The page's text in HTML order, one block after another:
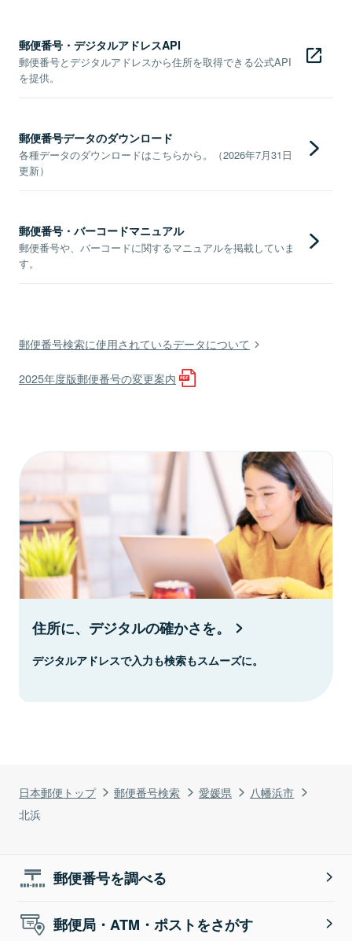
日本郵便トップ 郵便番号検索 愛媛県
八幡浜市
北浜
郵便番号・デジタルアドレスAPI
郵便番号とデジタルアドレスから住所を取得できる公式API
を提供。
郵便番号データのダウンロード
各種データのダウンロードはこちらから。（2026年7月31日
更新）
郵便番号・バーコードマニュアル
郵便番号や、バーコードに関するマニュアルを掲載していま
す。
郵便番号検索に使用されているデータについて
2025年度版郵便番号の変更案内
住所に、デジタルの確かさを。
デジタルアドレスで入力も検索もスムーズに。
郵便番号を調べる
郵便局・ATM・ポストをさがす